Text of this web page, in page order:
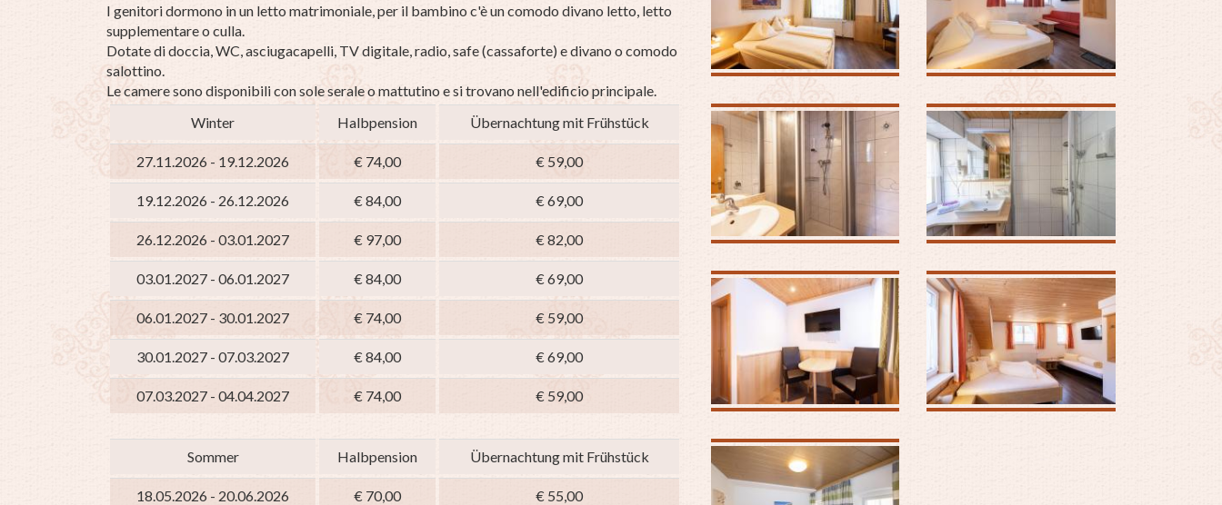
I genitori dormono in un letto matrimoniale, per il bambino c'è un comodo divano letto, letto
supplementare o culla.
Dotate di doccia, WC, asciugacapelli, TV digitale, radio, safe (cassaforte) e divano o comodo
salottino.
Le camere sono disponibili con sole serale o mattutino e si trovano nell'edificio principale.
Winter
Halbpension Übernachtung mit Frühstück
27.11.2026 - 19.12.2026 € 74,00 € 59,00
19.12.2026 - 26.12.2026 € 84,00 € 69,00
26.12.2026 - 03.01.2027 € 97,00 € 82,00
03.01.2027 - 06.01.2027 € 84,00 € 69,00
06.01.2027 - 30.01.2027 € 74,00 € 59,00
30.01.2027 - 07.03.2027 € 84,00 € 69,00
07.03.2027 - 04.04.2027 € 74,00 € 59,00
Sommer Halbpension Übernachtung mit Frühstück
18.05.2026 - 20.06.2026 € 70,00 € 55,00